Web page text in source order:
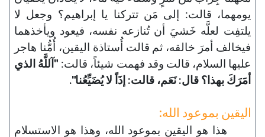
يومهما، قالت: إلى مَن تتركنا يا إبراهيم؟ وجعل لا
يلتفِت لعلَّه خَشيَ أن تُنازعه نفسه، فيعود ويأخذهما
فيخالف أمرَ خالقه، ثم قالت أُستاذة اليقين، أُمُّنا هاجر
عليها السلام، قالت وقد فهمت شيئاً، قالت: "آللَّهُ الذي
أمَرَكَ بهذا؟ قال: نَعَم، قالت: إذَاً لا يُضَيِّعُنا".
اليقين بموعود الله:
هذا هو اليقين بموعود الله، وهذا هو الاستسلام